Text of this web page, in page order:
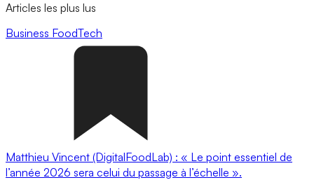
Articles les plus lus
Business FoodTech
Matthieu Vincent (DigitalFoodLab) : « Le point essentiel de
l’année 2026 sera celui du passage à l’échelle ».